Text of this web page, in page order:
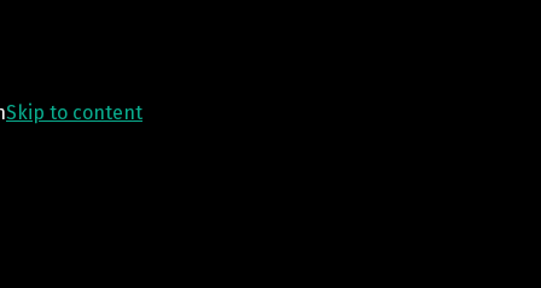
Skip to content